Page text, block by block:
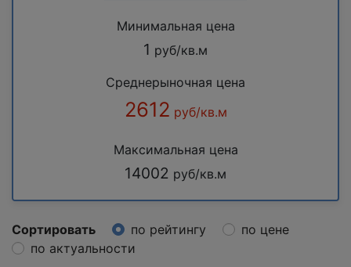
Минимальная цена
1 руб/кв.м
Среднерыночная цена
2612 руб/кв.м
Максимальная цена
14002 руб/кв.м
Сортировать по рейтингу
по цене
по актуальности